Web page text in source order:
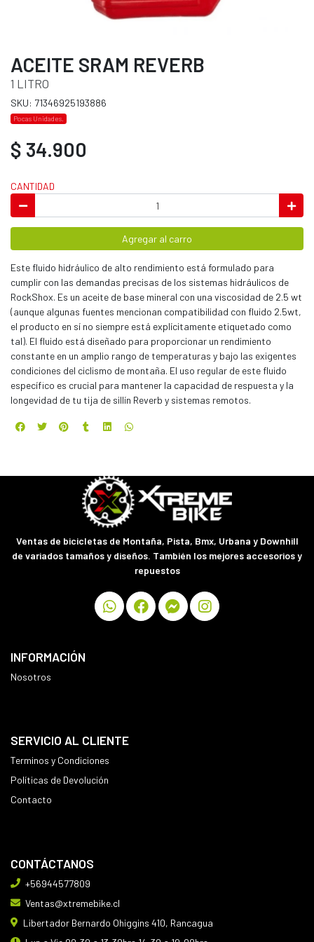
ACEITE SRAM REVERB
1 LITRO
SKU: 71346925193886
Pocas Unidades.
$ 34.900
CANTIDAD
Agregar al carro
Este fluido hidráulico de alto rendimiento está formulado para
cumplir con las demandas precisas de los sistemas hidráulicos de
RockShox. Es un aceite de base mineral con una viscosidad de 2.5 wt
(aunque algunas fuentes mencionan compatibilidad con fluido 2.5wt,
el producto en sí no siempre está explícitamente etiquetado como
tal). El fluido está diseñado para proporcionar un rendimiento
constante en un amplio rango de temperaturas y bajo las exigentes
condiciones del ciclismo de montaña. El uso regular de este fluido
específico es crucial para mantener la capacidad de respuesta y la
longevidad de tu tija de sillín Reverb y sistemas remotos.
Ventas de bicicletas de Montaña, Pista, Bmx, Urbana y Downhill
de variados tamaños y diseños. También los mejores accesorios y
repuestos
INFORMACIÓN
Nosotros
SERVICIO AL CLIENTE
Terminos y Condiciones
Políticas de Devolución
Contacto
CONTÁCTANOS
+56944577809
Ventas@xtremebike.cl
Libertador Bernardo Ohiggins 410, Rancagua